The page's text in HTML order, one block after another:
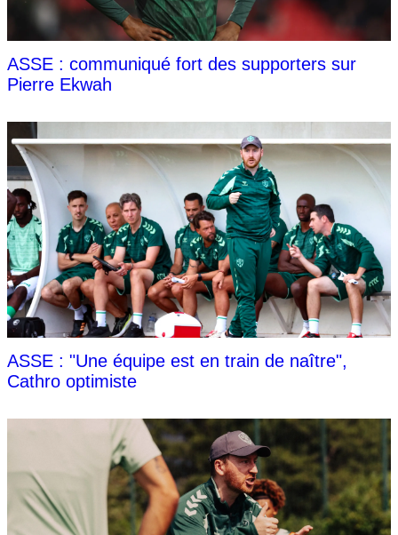
ASSE : communiqué fort des supporters sur
Pierre Ekwah
ASSE : "Une équipe est en train de naître",
Cathro optimiste